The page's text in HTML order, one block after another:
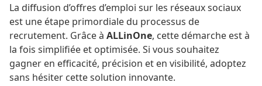
La diffusion d’offres d’emploi sur les réseaux sociaux
est une étape primordiale du processus de
recrutement. Grâce à ALLinOne, cette démarche est à
la fois simplifiée et optimisée. Si vous souhaitez
gagner en efficacité, précision et en visibilité, adoptez
sans hésiter cette solution innovante.